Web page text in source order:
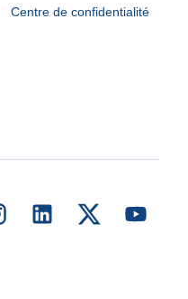
Centre de confidentialité